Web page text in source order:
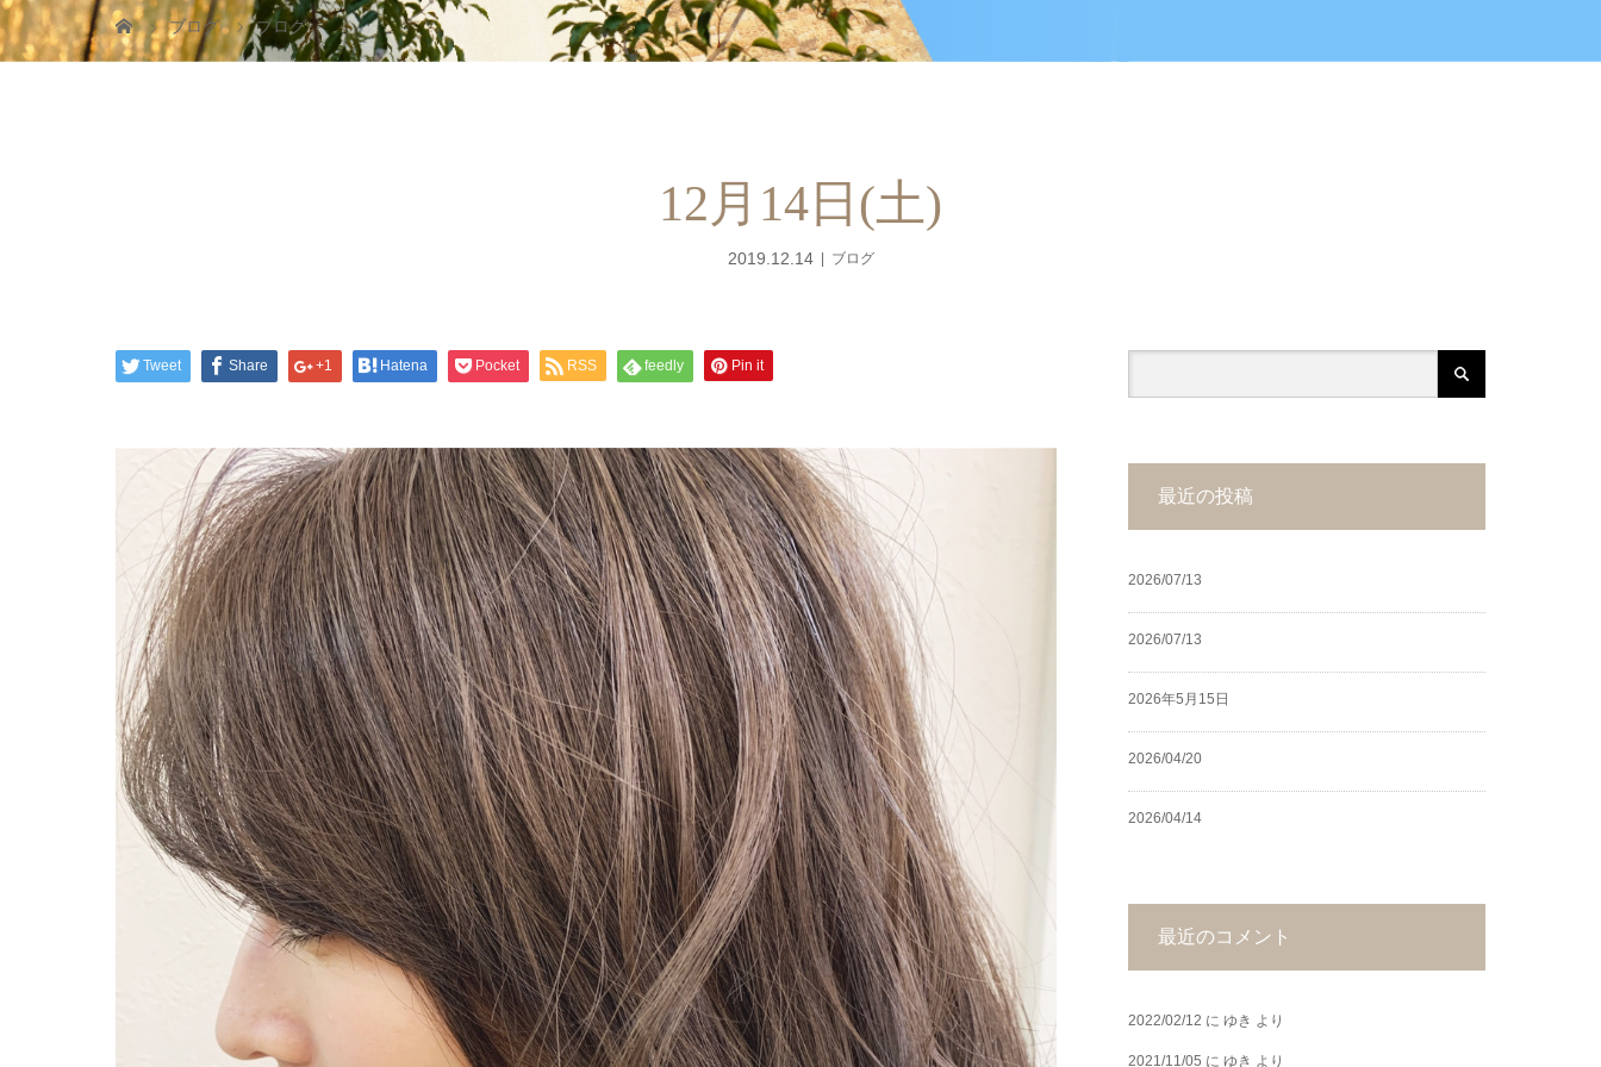
ブログ ブログ
12月14日(土)
2019.12.14 ブログ
Tweet Share +1 Hatena Pocket RSS feedly Pin it
最近の投稿
2026/07/13
2026/07/13
2026年5月15日
2026/04/20
2026/04/14
最近のコメント
2022/02/12 に ゆき より
2021/11/05 に ゆき より